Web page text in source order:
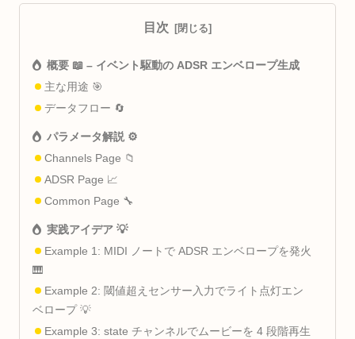
目次
概要 📖 – イベント駆動の ADSR エンベロープ生成
主な用途 🎯
データフロー 🔄
パラメータ解説 ⚙️
Channels Page 📁
ADSR Page 📈
Common Page 🔧
実践アイデア 💡
Example 1: MIDI ノートで ADSR エンベロープを発火
🎹
Example 2: 閾値超えセンサー入力でライト点灯エン
ベロープ 💡
Example 3: state チャンネルでムービーを 4 段階再生